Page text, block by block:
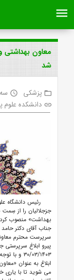
menu
معاون
شد
folder_open پزشکی access_time سه شنبه
link دانشکده علوم
رئیس دانشگاه
جزجلالیان را از
بهداشت» منصوب
جناب آقای دکتر حامد
سرپرست محترم
۳۰/۰۳/
ابلاغ به عنوان
می شوید تا با یاری